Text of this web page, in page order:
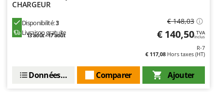
CHARGEUR
Disponibilité:3
Livraison gratuite
13 août - 17 août
€ 148,03
€ 140,50 TVA
Inclus
R-7
€ 117,08 Hors taxes (HT)
Ajouter
Comparer
Données techniques